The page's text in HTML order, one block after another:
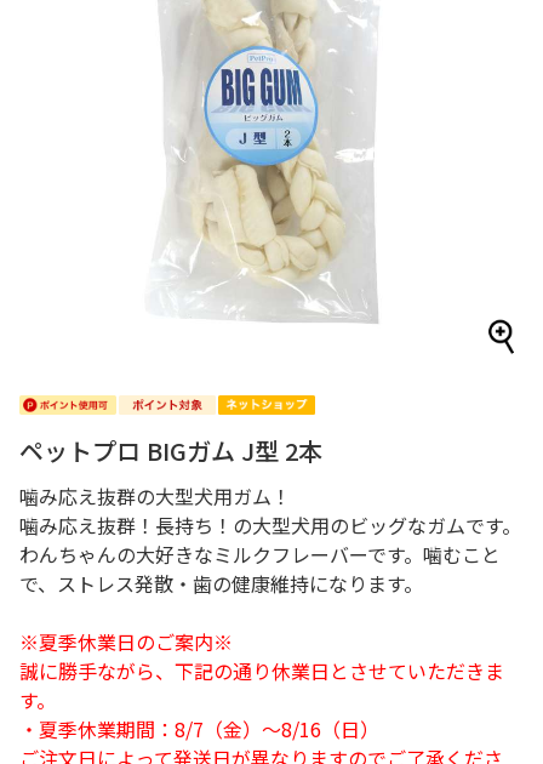
ペットプロ BIGガム J型 2本
噛み応え抜群の大型犬用ガム！
噛み応え抜群！長持ち！の大型犬用のビッグなガムです。
わんちゃんの大好きなミルクフレーバーです。噛むこと
で、ストレス発散・歯の健康維持になります。
※夏季休業日のご案内※
誠に勝手ながら、下記の通り休業日とさせていただきま
す。
・夏季休業期間：8/7（金）～8/16（日）
ご注文日によって発送日が異なりますのでご了承くださ